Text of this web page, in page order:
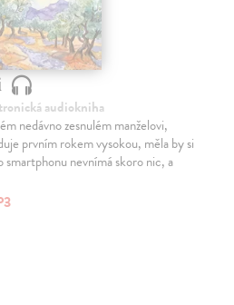
audiokniha
nedávno zesnulém manželovi,
prvním rokem vysokou, měla by si
smartphonu nevnímá skoro nic, a